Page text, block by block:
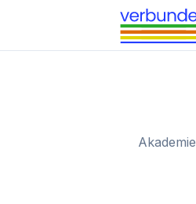
Akademie